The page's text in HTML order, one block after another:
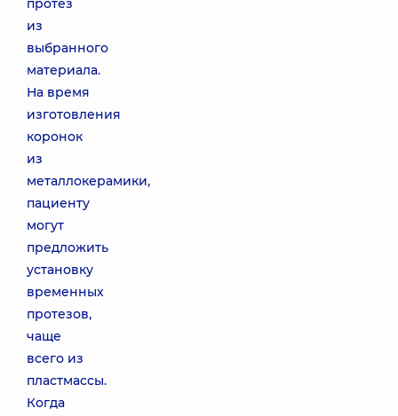
протез
из
выбранного
материала.
На время
изготовления
коронок
из
металлокерамики,
пациенту
могут
предложить
установку
временных
протезов,
чаще
всего из
пластмассы.
Когда